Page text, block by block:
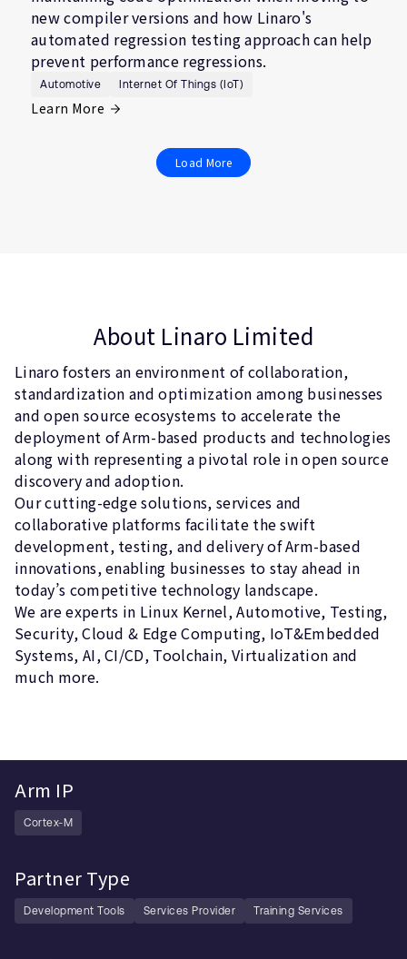
new compiler versions and how Linaro's
automated regression testing approach can help
prevent performance regressions.
Automotive Internet Of Things (IoT)
Learn More
Load More
About Linaro Limited
Linaro fosters an environment of collaboration,
standardization and optimization among businesses
and open source ecosystems to accelerate the
deployment of Arm-based products and technologies
along with representing a pivotal role in open source
discovery and adoption.
Our cutting-edge solutions, services and
collaborative platforms facilitate the swift
development, testing, and delivery of Arm-based
innovations, enabling businesses to stay ahead in
today’s competitive technology landscape.
We are experts in Linux Kernel, Automotive, Testing,
Security, Cloud & Edge Computing, IoT&Embedded
Systems, AI, CI/CD, Toolchain, Virtualization and
much more.
Arm IP
Cortex-M
Partner Type
Development Tools Services Provider Training Services